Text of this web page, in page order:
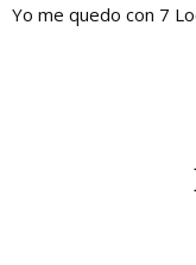
Yo me quedo con 7